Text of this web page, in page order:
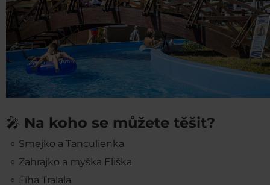
🎤 Na koho se můžete těšit?
Smejko a Tanculienka
Zahrajko a myška Eliška
Fíha Tralala